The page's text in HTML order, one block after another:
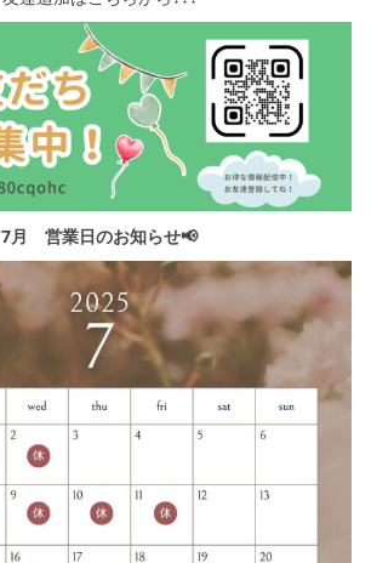
7月 営業日のお知らせ📢